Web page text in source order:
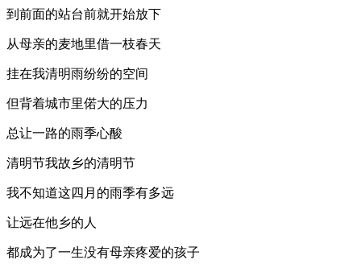
到前面的站台前就开始放下
从母亲的麦地里借一枝春天
挂在我清明雨纷纷的空间
但背着城市里偌大的压力
总让一路的雨季心酸
清明节我故乡的清明节
我不知道这四月的雨季有多远
让远在他乡的人
都成为了一生没有母亲疼爱的孩子